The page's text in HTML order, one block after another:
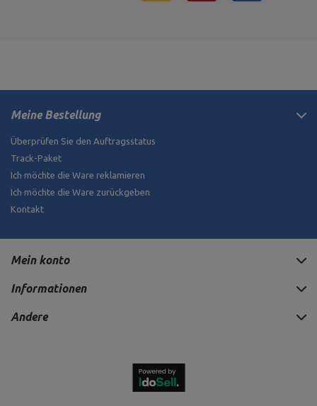
Meine Bestellung
Überprüfen Sie den Auftragsstatus
Track-Paket
Ich möchte die Ware reklamieren
Ich möchte die Ware zurückgeben
Kontakt
Mein konto
Informationen
Andere